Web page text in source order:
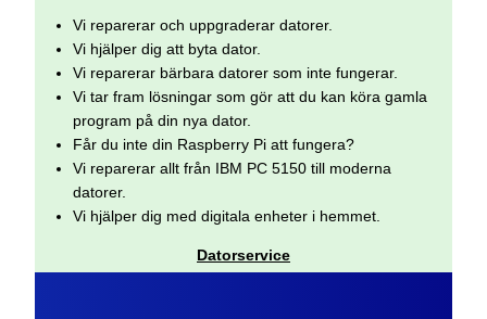
Vi reparerar och uppgraderar datorer.
Vi hjälper dig att byta dator.
Vi reparerar bärbara datorer som inte fungerar.
Vi tar fram lösningar som gör att du kan köra gamla
program på din nya dator.
Får du inte din Raspberry Pi att fungera?
Vi reparerar allt från IBM PC 5150 till moderna
datorer.
Vi hjälper dig med digitala enheter i hemmet.
Datorservice